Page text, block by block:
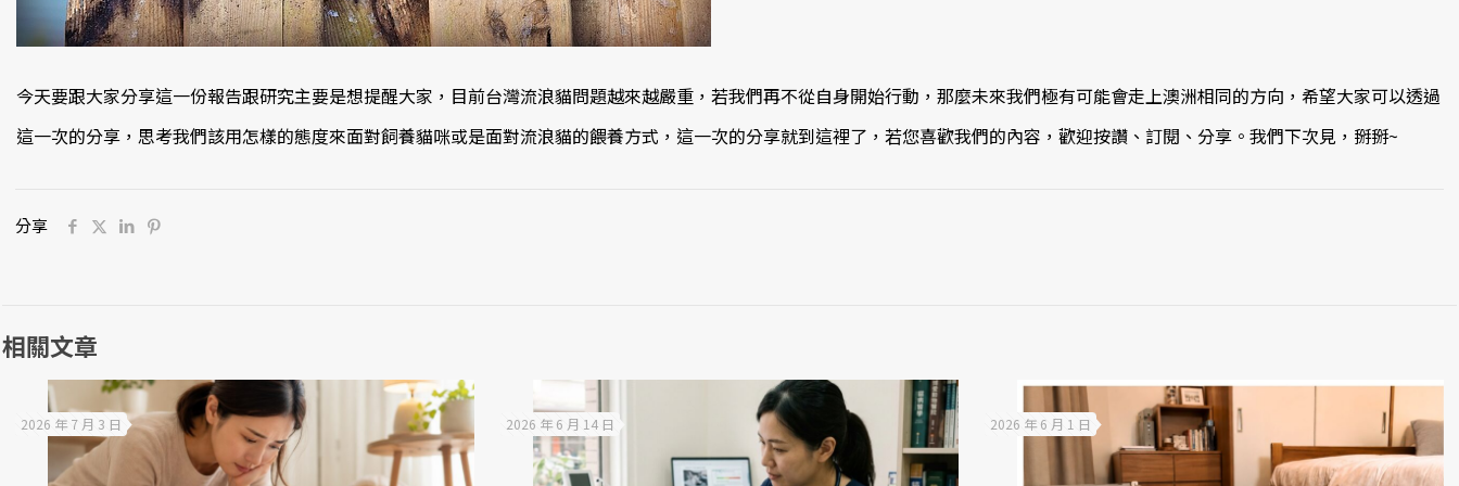
今天要跟大家分享這一份報告跟研究主要是想提醒大家，目前台灣流浪貓問題越來越嚴重，若我們再不從自身開始行動，那麼未來我們極有可能會走上澳洲相同的方向，希望大家可以透過
這一次的分享，思考我們該用怎樣的態度來面對飼養貓咪或是面對流浪貓的餵養方式，這一次的分享就到這裡了，若您喜歡我們的內容，歡迎按讚、訂閱、分享。我們下次見，掰掰~
分享
相關文章
2026 年 7 月 3 日 2026 年 6 月 14 日 2026 年 6 月 1 日